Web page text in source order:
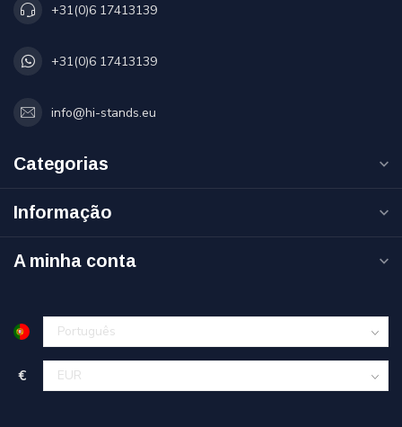
+31(0)6 17413139
+31(0)6 17413139
info@hi-stands.eu
Categorias
Informação
A minha conta
€